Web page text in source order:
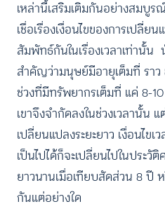
เหล่านี้เสริมเติมกันอย่างสมบู
เชื่อเรื่องเงื่อนไขของการเปลี่ย
สัมพัทธ์กันในเรื่องเวลาเท่านั้
สำคัญว่ามนุษย์มีอายุเต็มที่ ราว
ช่วงที่มีทรัพยากรเต็มที่ แค่ 8-
เขาจึงจำกัดลงในช่วงเวลานั้น
เปลี่ยนแปลงระยะยาว เงื่อนไข
เป็นไปได้ก็จะเปลี่ยนไปในประ
ยาวนานเมื่อเทียบสัดส่วน 8 ปี
กันแต่อย่างใด